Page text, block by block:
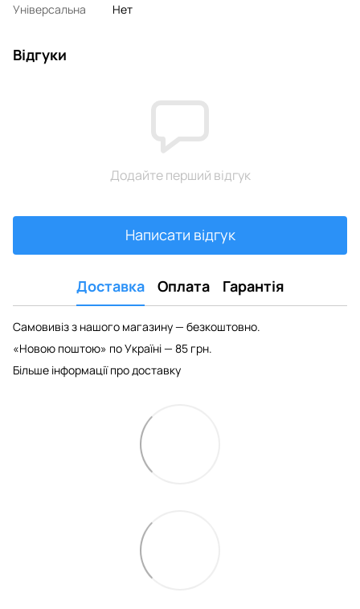
Універсальна
Нет
Відгуки
Додайте перший відгук
Написати відгук
Доставка Оплата Гарантія
Самовивіз з нашого магазину — безкоштовно.
«Новою поштою» по Україні — 85 грн.
Більше інформації про доставку